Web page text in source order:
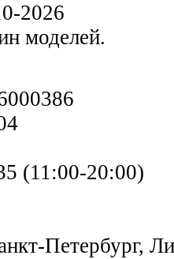
2026
моделей.
(11:00-20:00)
Петербург,